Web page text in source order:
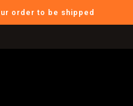
order to be shipped